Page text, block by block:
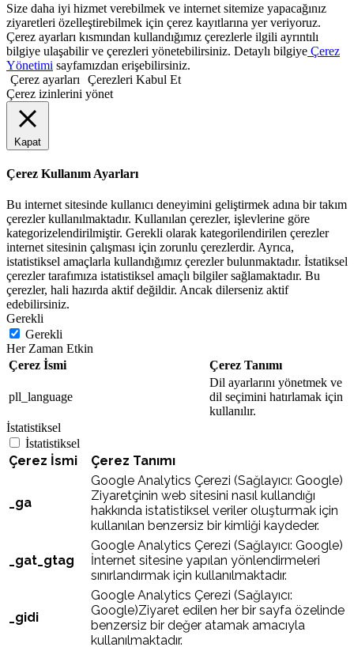
Size daha iyi hizmet verebilmek ve internet sitemize yapacağınız
ziyaretleri özelleştirebilmek için çerez kayıtlarına yer veriyoruz.
Çerez ayarları kısmından kullandığımız çerezlerle ilgili ayrıntılı
bilgiye ulaşabilir ve çerezleri yönetebilirsiniz. Detaylı bilgiye Çerez
Yönetimi sayfamızdan erişebilirsiniz.
Çerez ayarları
Çerezleri Kabul Et
Çerez izinlerini yönet
Kapat
Çerez Kullanım Ayarları
Bu internet sitesinde kullanıcı deneyimini geliştirmek adına bir takım
çerezler kullanılmaktadır. Kullanılan çerezler, işlevlerine göre
kategorizelendirilmiştir. Gerekli olarak kategorilendirilen çerezler
internet sitesinin çalışması için zorunlu çerezlerdir. Ayrıca,
istatistiksel amaçlarla kullandığımız çerezler bulunmaktadır. İstatiksel
çerezler tarafımıza istatistiksel amaçlı bilgiler sağlamaktadır. Bu
çerezler, hali hazırda aktif değildir. Ancak dilerseniz aktif
edebilirsiniz.
Gerekli
Gerekli
Her Zaman Etkin
Çerez İsmi
Çerez Tanımı
pll_language
Dil ayarlarını yönetmek ve
dil seçimini hatırlamak için
kullanılır.
İstatistiksel
İstatistiksel
Çerez İsmi Çerez Tanımı
_ga
Google Analytics Çerezi (Sağlayıcı: Google)
Ziyaretçinin web sitesini nasıl kullandığı
hakkında istatistiksel veriler oluşturmak için
kullanılan benzersiz bir kimliği kaydeder.
_gat_gtag
Google Analytics Çerezi (Sağlayıcı: Google)
İnternet sitesine yapılan yönlendirmeleri
sınırlandırmak için kullanılmaktadır.
_gidi
Google Analytics Çerezi (Sağlayıcı:
Google)Ziyaret edilen her bir sayfa özelinde
benzersiz bir değer atamak amacıyla
kullanılmaktadır.